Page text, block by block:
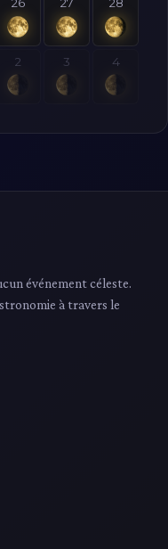
26 27 28
2 3 4
événement céleste.
à travers le